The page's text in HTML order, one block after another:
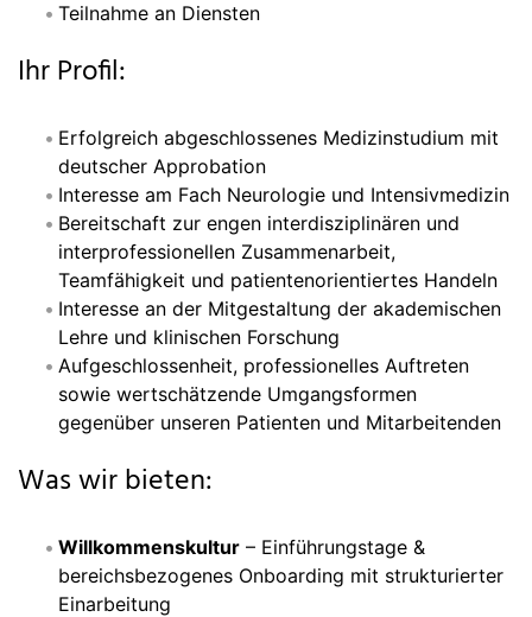
Teilnahme an Diensten
Ihr Profil:
Erfolgreich abgeschlossenes Medizinstudium mit
deutscher Approbation
Interesse am Fach Neurologie und Intensivmedizin
Bereitschaft zur engen interdisziplinären und
interprofessionellen Zusammenarbeit,
Teamfähigkeit und patientenorientiertes Handeln
Interesse an der Mitgestaltung der akademischen
Lehre und klinischen Forschung
Aufgeschlossenheit, professionelles Auftreten
sowie wertschätzende Umgangsformen
gegenüber unseren Patienten und Mitarbeitenden
Was wir bieten:
Willkommenskultur – Einführungstage &
bereichsbezogenes Onboarding mit strukturierter
Einarbeitung